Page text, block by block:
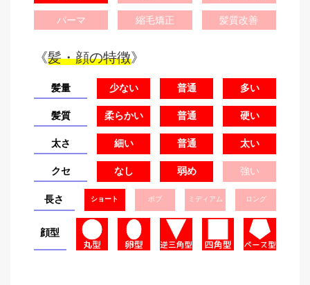
パーマ 縮毛矯正 髪質改善
《髪・顔の特徴》
髪量 少ない 普通 多い
髪質 柔らかい 普通 硬い
太さ 細い 普通 太い
クセ なし 弱め 強い
長さ ショート ボブ ミディアム ロング
顔型